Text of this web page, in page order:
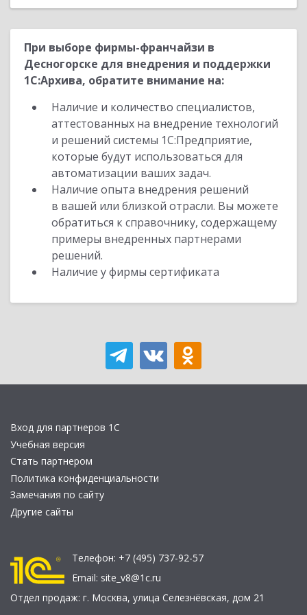
При выборе фирмы-франчайзи в
Десногорске для внедрения и поддержки
1С:Архива, обратите внимание на:
Наличие и количество специалистов,
аттестованных на внедрение технологий
и решений системы 1С:Предприятие,
которые будут использоваться для
автоматизации ваших задач.
Наличие опыта внедрения решений
в вашей или близкой отрасли. Вы можете
обратиться к справочнику, содержащему
примеры внедренных партнерами
решений.
Наличие у фирмы сертификата
Вход для партнеров 1С
Учебная версия
Стать партнером
Политика конфиденциальности
Замечания по сайту
Другие сайты
Телефон: +7 (495) 737-92-57
Email: site_v8@1c.ru
Отдел продаж: г. Москва, улица Селезнёвская, дом 21